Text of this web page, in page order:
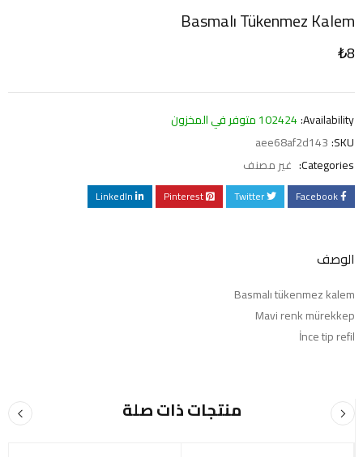
Basmalı Tükenmez Kalem
₺8
Availability: 102424 متوفر في المخزون
SKU:
aee68af2d143
Categories: غير مصنف
Facebook
Twitter
Pinterest
LinkedIn
الوصف
Basmalı tükenmez kalem
Mavi renk mürekkep
İnce tip refil
منتجات ذات صلة